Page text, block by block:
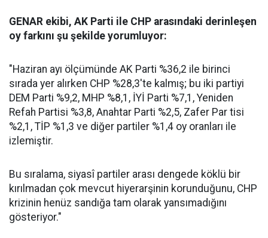
GENAR ekibi, AK Parti ile CHP arasındaki derinleşen
oy farkını şu şekilde yorumluyor:
"Haziran ayı ölçümünde AK Parti %36,2 ile birinci
sırada yer alırken CHP %28,3'te kalmış; bu iki partiyi
DEM Parti %9,2, MHP %8,1, İYİ Parti %7,1, Yeniden
Refah Partisi %3,8, Anahtar Parti %2,5, Zafer Par tisi
%2,1, TİP %1,3 ve diğer partiler %1,4 oy oranları ile
izlemiştir.
Bu sıralama, siyasî partiler arası dengede köklü bir
kırılmadan çok mevcut hiyerarşinin korunduğunu, CHP
krizinin henüz sandığa tam olarak yansımadığını
gösteriyor."